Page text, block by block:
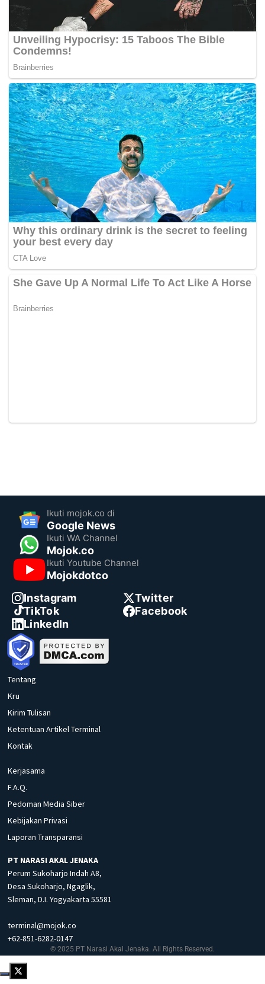
Ikuti mojok.co di
Google News
Ikuti WA Channel
Mojok.co
Ikuti Youtube Channel
Mojokdotco
Instagram
Twitter
TikTok
Facebook
LinkedIn
Tentang
Kru
Kirim Tulisan
Ketentuan Artikel Terminal
Kontak
Kerjasama
F.A.Q.
Pedoman Media Siber
Kebijakan Privasi
Laporan Transparansi
PT NARASI AKAL JENAKA
Perum Sukoharjo Indah A8,
Desa Sukoharjo, Ngaglik,
Sleman, D.I. Yogyakarta 55581
terminal@mojok.co
+62-851-6282-0147
© 2025 PT Narasi Akal Jenaka. All Rights Reserved.